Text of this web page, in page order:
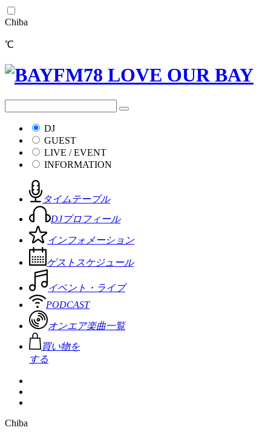
Chiba
℃
DJ
GUEST
LIVE / EVENT
INFORMATION
タイムテーブル
DJプロフィール
インフォメーション
ゲストスケジュール
イベント・ライブ
PODCAST
オンエア楽曲一覧
買い物を
する
Chiba